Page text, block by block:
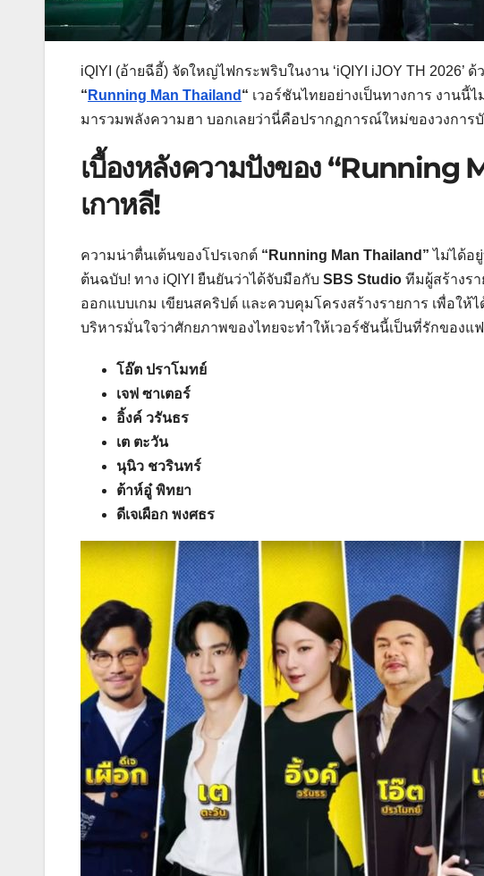
iQIYI (อ้ายฉีอี้) จัดใหญ่ไฟกระพริบในงาน ‘iQIYI iJOY TH 2026’
“ Running Man Thailand “ เวอร์ชันไทยอย่างเป็นทางการ งานนี้
มารวมพลังความฮา บอกเลยว่านี่คือปรากฏการณ์ใหม่ของวงการบั
เบื้องหลังความปังของ “Running
เกาหลี!
ความน่าตื่นเต้นของโปรเจกต์ “Running Man Thailand” ไม่ได้อ
ต้นฉบับ! ทาง iQIYI ยืนยันว่าได้จับมือกับ SBS Studio ทีมผู้สร้างรา
ออกแบบเกม เขียนสคริปต์ และควบคุมโครงสร้างรายการ เพื่อใ
บริหารมั่นใจว่าศักยภาพของไทยจะทำให้เวอร์ชันนี้เป็นที่รักของ
โอ๊ต ปราโมทย์
เจฟ ซาเตอร์
อิ้งค์ วรันธร
เต ตะวัน
นุนิว ชวรินทร์
ต้าห์อู๋ พิทยา
ดีเจเผือก พงศธร